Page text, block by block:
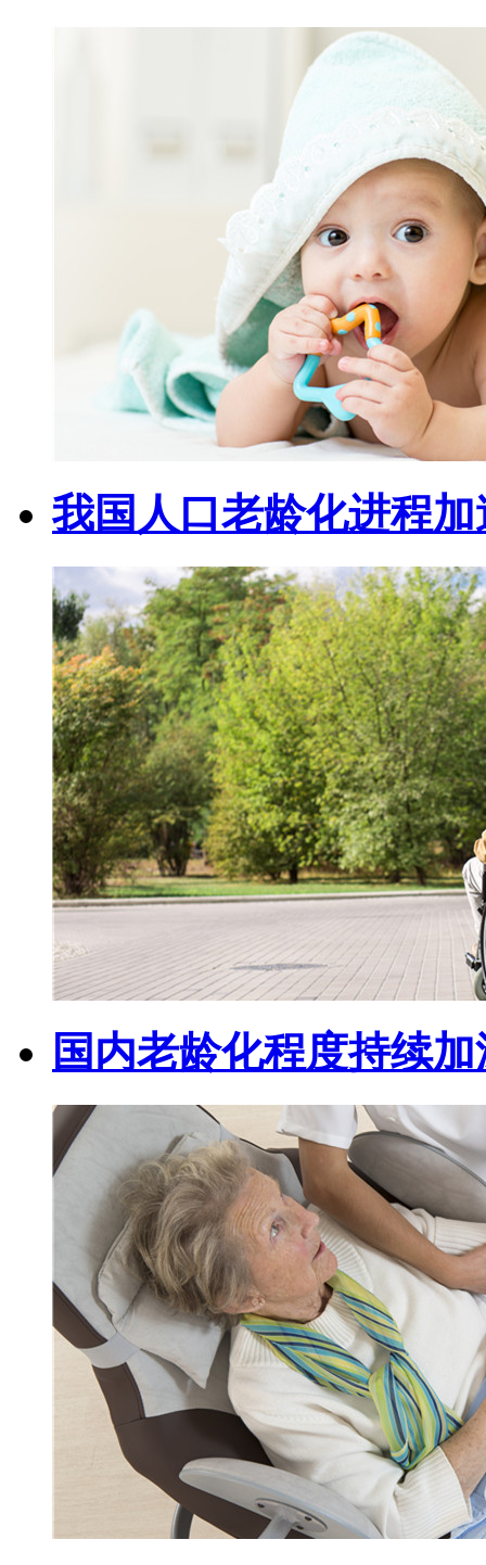
我国人口老龄化进程
国内老龄化程度持续